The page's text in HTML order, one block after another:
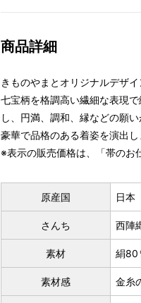
商品詳細
きものやまとオリジナルデザイ
七宝柄を格調高い繊細な表現
し、円満、調和、縁などの願
豪華で品格のある着姿を演出し
※表示の販売価格は、「帯のお
原産国 日本
さんち 西陣
素材 絹80
素材感 金糸